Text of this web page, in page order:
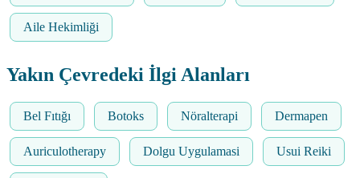
Aile Hekimliği
Yakın Çevredeki İlgi Alanları
Bel Fıtığı Botoks Nöralterapi Dermapen
Auriculotherapy Dolgu Uygulamasi Usui Reiki